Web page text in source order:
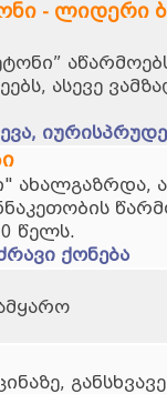
- ლიდერი
ასევე
ახალგაზრდა,
წელს.
ქონება